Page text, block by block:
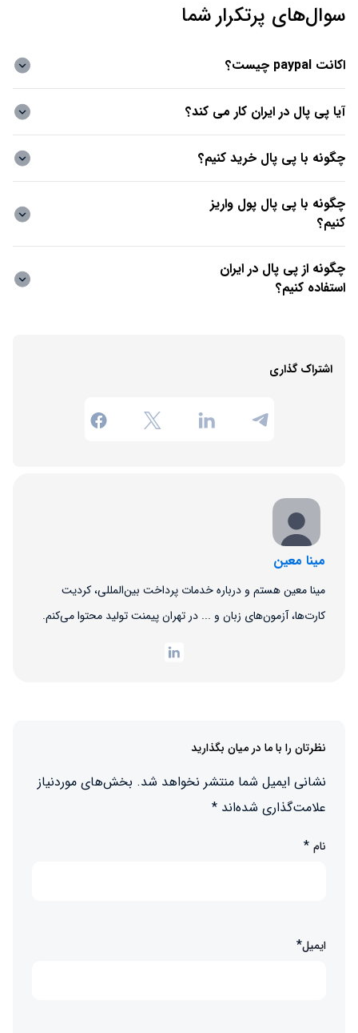
سوال‌های پرتکرار شما
اکانت paypal چیست؟
آیا پی پال در ایران کار می کند؟
چگونه با پی پال خرید کنیم؟
چگونه با پی پال پول واریز
کنیم؟
چگونه از پی پال در ایران
استفاده کنیم؟
اشتراک گذاری
مینا معین
مینا معین هستم و درباره خدمات پرداخت بین‌المللی، کردیت
کارت‌ها، آزمون‌های زبان و ... در تهران پیمنت تولید محتوا می‌کنم.
نظرتان را با ما در میان بگذارید
نشانی ایمیل شما منتشر نخواهد شد. بخش‌های موردنیاز
علامت‌گذاری شده‌اند *
نام *
ایمیل*